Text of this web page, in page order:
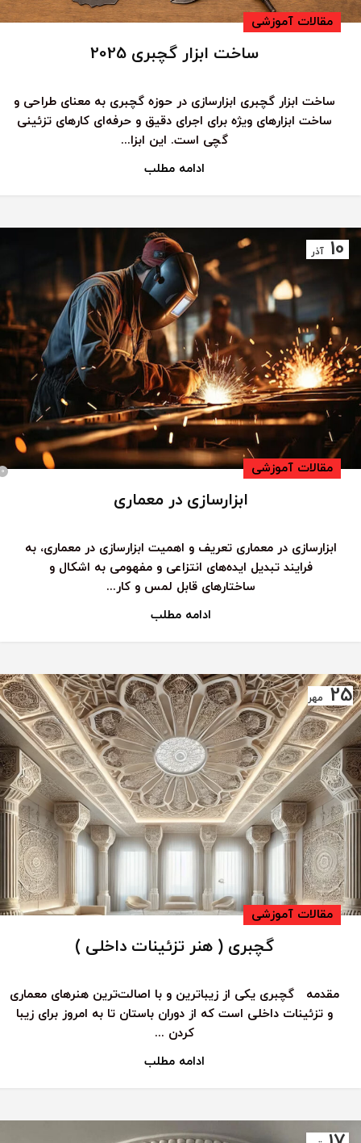
مقالات آموزشی
ساخت ابزار گچبری 2025
ساخت ابزار گچبری ابزارسازی در حوزه گچبری به معنای طراحی و
ساخت ابزارهای ویژه برای اجرای دقیق و حرفه‌ای کارهای تزئینی
گچی است. این ابزا...
ادامه مطلب
10 آذر
مقالات آموزشی
ابزارسازی در معماری
0
ابزارسازی در معماری تعریف و اهمیت ابزارسازی در معماری، به
فرایند تبدیل ایده‌های انتزاعی و مفهومی به اشکال و
ساختارهای قابل لمس و کار...
ادامه مطلب
25 مهر
مقالات آموزشی
گچبری ( هنر تزئینات داخلی )
مقدمه گچبری یکی از زیباترین و با اصالت‌ترین هنرهای معماری
و تزئینات داخلی است که از دوران باستان تا به امروز برای زیبا
کردن ...
ادامه مطلب